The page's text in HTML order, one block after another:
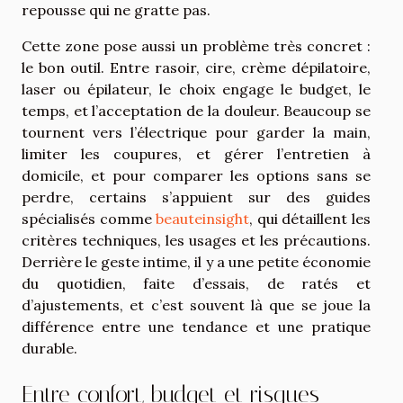
repousse qui ne gratte pas.
Cette zone pose aussi un problème très concret :
le bon outil. Entre rasoir, cire, crème dépilatoire,
laser ou épilateur, le choix engage le budget, le
temps, et l’acceptation de la douleur. Beaucoup se
tournent vers l’électrique pour garder la main,
limiter les coupures, et gérer l’entretien à
domicile, et pour comparer les options sans se
perdre, certains s’appuient sur des guides
spécialisés commebeauteinsight, qui détaillent les
critères techniques, les usages et les précautions.
Derrière le geste intime, il y a une petite économie
du quotidien, faite d’essais, de ratés et
d’ajustements, et c’est souvent là que se joue la
différence entre une tendance et une pratique
durable.
Entre confort, budget et risques